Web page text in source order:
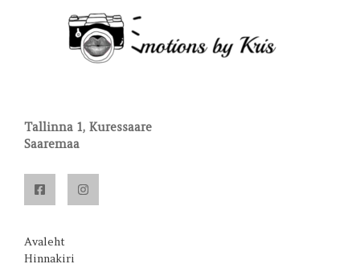
Tallinna 1, Kuressaare
Saaremaa
Avaleht
Hinnakiri